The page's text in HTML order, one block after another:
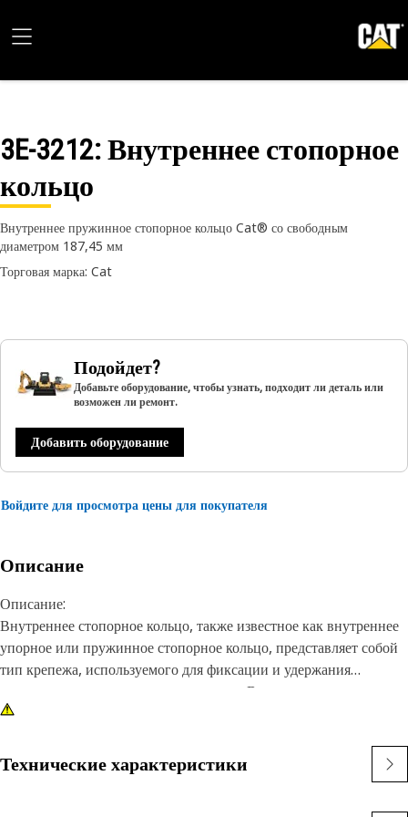
3E-3212: Внутреннее стопорное
кольцо
Внутреннее пружинное стопорное кольцо Cat® со свободным
диаметром 187,45 мм
Торговая марка: Cat
Подойдет?
Добавьте оборудование, чтобы узнать, подходит ли деталь или
возможен ли ремонт.
Добавить оборудование
Войдите для просмотра цены для покупателя
Описание
Описание:
Внутреннее стопорное кольцо, также известное как внутреннее
упорное или пружинное стопорное кольцо, представляет собой
тип крепежа, используемого для фиксации и удержания
компонентов в отверстии или корпусе. В отличие от внешних
пружинных стопорных колец, которые надеваются на вал или
устанавливаются внутри отверстия или канавки, обеспечивая
удержание компонентов на месте. Основное назначение
Технические характеристики